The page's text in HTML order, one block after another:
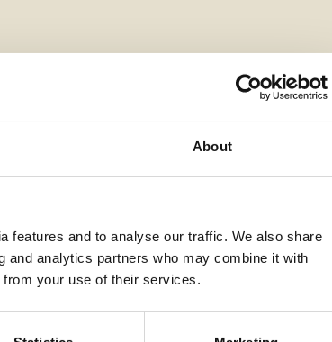
About
features and to analyse our traffic. We also share
and analytics partners who may combine it with
from your use of their services.
augustus 2026
lichte
01 juli